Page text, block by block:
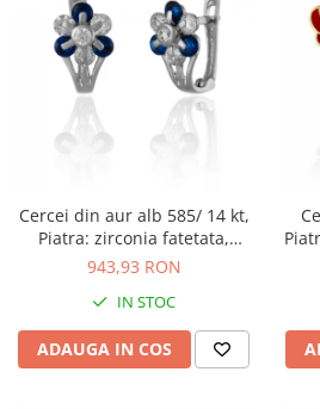
Cercei din aur alb 585/ 14 kt,
Piatra: zirconia fatetata,
Culoare: albastru si
943,93 RON
IN STOC
ADAUGA IN COS